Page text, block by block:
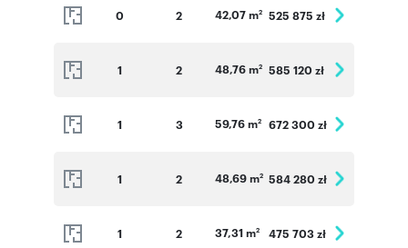
0 2 42,07 m2 525 875 zł
1 2 48,76 m2 585 120 zł
1 3 59,76 m2 672 300 zł
1 2 48,69 m2 584 280 zł
1 2 37,31 m2 475 703 zł